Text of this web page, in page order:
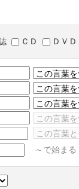
ＣＤ ＤＶＤ
～で始まる